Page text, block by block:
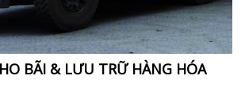
BÃI & LƯU TRỮ HÀNG HÓA